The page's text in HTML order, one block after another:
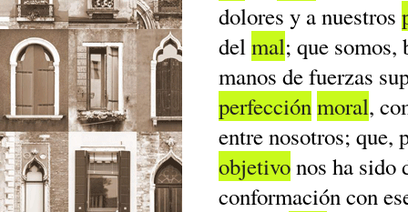
dolores y a nuestros
delmal; que somos,
manos de fuerzas
perfecciónmoral,
entre nosotros; que,
objetivonos ha sido
conformación con